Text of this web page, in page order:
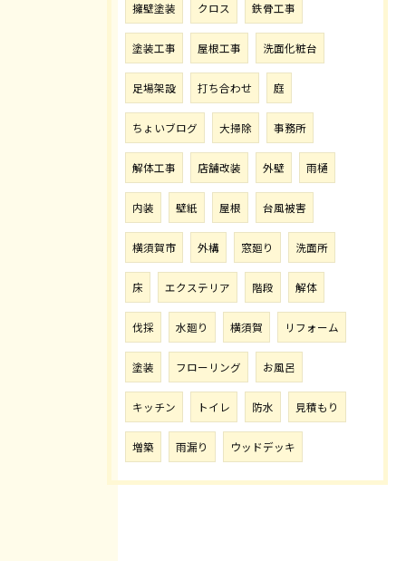
擁壁塗装 クロス 鉄骨工事
塗装工事 屋根工事 洗面化粧台
足場架設 打ち合わせ 庭
ちょいブログ 大掃除 事務所
解体工事 店舗改装 外壁 雨樋
内装 壁紙 屋根 台風被害
横須賀市 外構 窓廻り 洗面所
床 エクステリア 階段 解体
伐採 水廻り 横須賀 リフォーム
塗装 フローリング お風呂
キッチン トイレ 防水 見積もり
増築 雨漏り ウッドデッキ